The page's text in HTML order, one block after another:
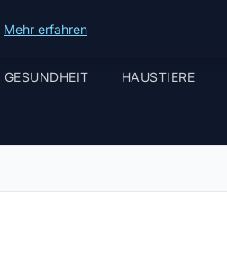
GESUNDHEIT HAUSTIERE
Mehr erfahren